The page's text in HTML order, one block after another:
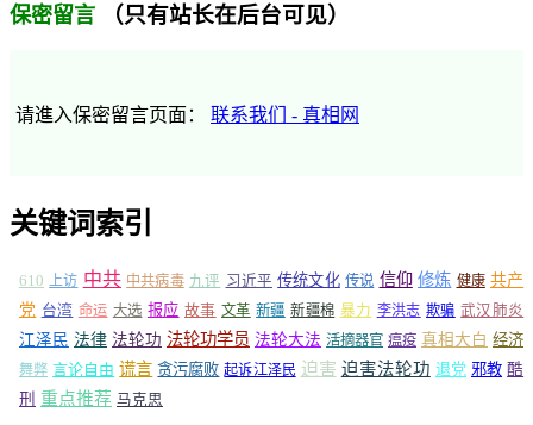
保密留言 （只有站长在后台可见）
请進入保密留言页面： 联系我们 - 真相网
关键词索引
610 上访 中共 中共病毒 九评 习近平 传统文化 传说 信仰 修炼 健康 共产
党 台湾 命运 大选 报应 故事 文革 新疆 新疆棉 暴力 李洪志 欺骗 武汉肺炎
江泽民 法律 法轮功 法轮功学员 法轮大法 活摘器官 瘟疫 真相大白 经济
舞弊 言论自由 谎言 贪污腐败 起诉江泽民 迫害 迫害法轮功 退党 邪教 酷
刑 重点推荐 马克思